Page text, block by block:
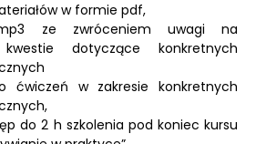
w formie pdf,
ze zwróceniem uwagi na
kwestie dotyczące konkretnych
ćwiczeń w zakresie konkretnych
do 2 h szkolenia pod koniec kursu